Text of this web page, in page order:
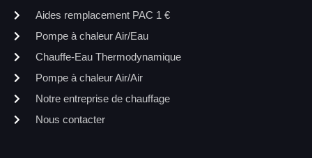
Aides remplacement PAC 1 €
Pompe à chaleur Air/Eau
Chauffe-Eau Thermodynamique
Pompe à chaleur Air/Air
Notre entreprise de chauffage
Nous contacter